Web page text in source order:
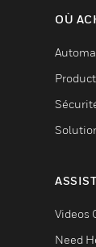
OÙ
Videos
Need